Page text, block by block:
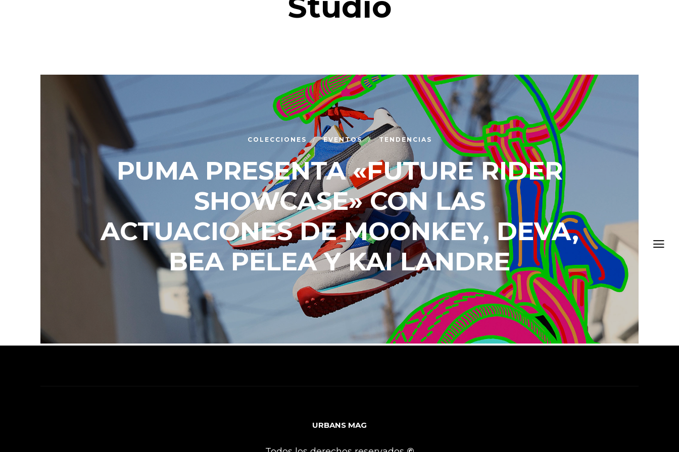
COLECCIONES EVENTOS TENDENCIAS
PUMA PRESENTA «FUTURE RIDER
SHOWCASE» CON LAS
ACTUACIONES DE MOONKEY, DEVA,
BEA PELEA Y KAI LANDRE
URBANS MAG